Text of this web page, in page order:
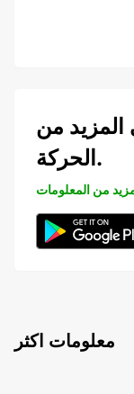
من
الحركة.
من المعلومات
معلومات اكثر